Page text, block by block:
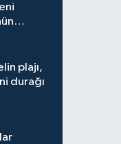
plajı,
durağı